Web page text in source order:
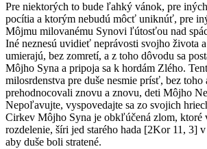
Pre niektorých to bude ľahký vánok, pre
pocítia a ktorým nebudú môcť uniknúť, pre
Môjmu milovanému Synovi ľútosťou nad
Iné neznesú uvidieť neprávosti svojho života
umierajú, bez zomretí, a z toho dôvodu sa
Môjho Syna a pripoja sa k hordám Zlého.
milosrdenstva pre duše nesmie prísť, bez toho
prehodnocovali znovu a znovu, deti Môjho
Nepoľavujte, vyspovedajte sa zo svojich
Cirkev Môjho Syna je obkľúčená zlom, ktoré
rozdelenie, šíri jed starého hada [2Kor 11, 3]
aby duše boli stratené.